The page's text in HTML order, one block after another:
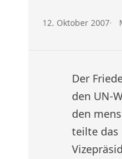
Veröffentlicht am:
12. Oktober 2007
Der
den UN-
den
teilte das